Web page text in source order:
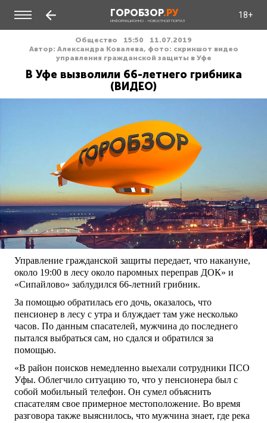
ГОРОБЗОР.РУ
ИНФОРМАЦИОННО - НОВОСТНОЙ ПОРТАЛ
18+
Общество 15:50
11.07.2019
Автор: Александра Ковалева, фото: скриншот видео
управления гражданской защиты в Уфе
В Уфе вызволили 66-летнего грибника
(ВИДЕО)
Управление гражданской защиты передает, что накануне,
около 19:00 в лесу около паромных переправ ДОК» и
«Сипайлово» заблудился 66-летний грибник.
За помощью обратилась его дочь, оказалось, что
пенсионер в лесу с утра и блуждает там уже несколько
часов. По данным спасателей, мужчина до последнего
пытался выбраться сам, но сдался и обратился за
помощью.
«В район поисков немедленно выехали сотрудники ПСО
Уфы. Облегчило ситуацию то, что у пенсионера был с
собой мобильный телефон. Он сумел объяснить
спасателям свое примерное местоположение. Во время
разговора также выяснилось, что мужчина знает, где река